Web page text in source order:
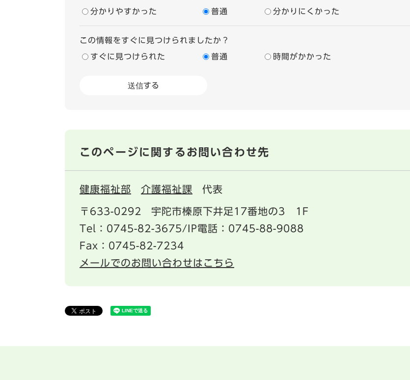
分かりやすかった 普通 分かりにくかった
この情報をすぐに見つけられましたか？
すぐに見つけられた 普通 時間がかかった
このページに関するお問い合わせ先
健康福祉部 介護福祉課 代表
〒633-0292
宇陀市榛原下井足17番地の3 1F
Tel：0745-82-3675/IP電話：0745-88-9088
Fax：0745-82-7234
メールでのお問い合わせはこちら